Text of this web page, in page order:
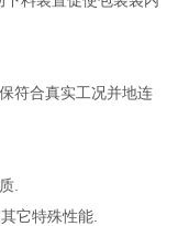
符合真实工况并地连
.
它特殊性能.